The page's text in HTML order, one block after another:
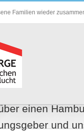
Familien wieder
einen
und